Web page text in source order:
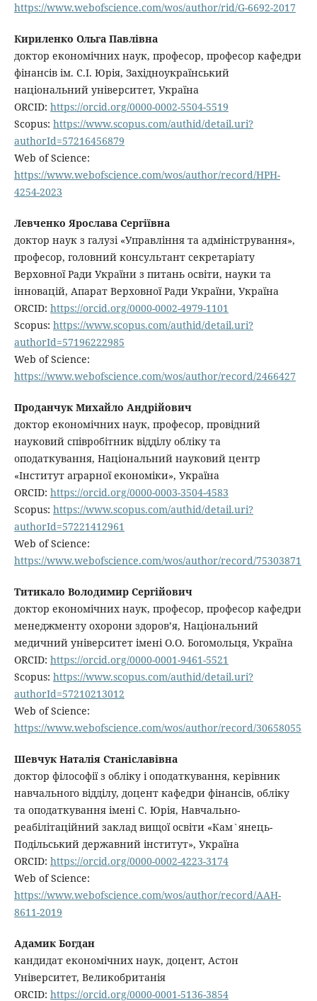
https://www.webofscience.com/wos/author/rid/G-6692-2017
Кириленко Ольга Павлівна
доктор економічних наук, професор, професор кафедри
фінансів ім. С.І. Юрія, Західноукраїнський
національний університет, Україна
ORCID: https://orcid.org/0000-0002-5504-5519
Scopus: https://www.scopus.com/authid/detail.uri?
authorId=57216456879
Web of Science:
https://www.webofscience.com/wos/author/record/HPH-
4254-2023
Левченко Ярослава Сергіївна
доктор наук з галузі «Управління та адміністрування»,
професор, головний консультант секретаріату
Верховної Ради України з питань освіти, науки та
інновацій, Апарат Верховної Ради України, Україна
ORCID: https://orcid.org/0000-0002-4979-1101
Scopus: https://www.scopus.com/authid/detail.uri?
authorId=57196222985
Web of Science:
https://www.webofscience.com/wos/author/record/2466427
Проданчук Михайло Андрійович
доктор економічних наук, професор, провідний
науковий співробітник відділу обліку та
оподаткування, Національний науковий центр
«Інститут аграрної економіки», Україна
ORCID: https://orcid.org/0000-0003-3504-4583
Scopus: https://www.scopus.com/authid/detail.uri?
authorId=57221412961
Web of Science:
https://www.webofscience.com/wos/author/record/75303871
Титикало Володимир Сергійович
доктор економічних наук, професор, професор кафедри
менеджменту охорони здоров’я, Національний
медичний університет імені О.О. Богомольця, Україна
ORCID: https://orcid.org/0000-0001-9461-5521
Scopus: https://www.scopus.com/authid/detail.uri?
authorId=57210213012
Web of Science:
https://www.webofscience.com/wos/author/record/30658055
Шевчук Наталія Станіславівна
доктор філософії з обліку і оподаткування, керівник
навчального відділу, доцент кафедри фінансів, обліку
та оподаткування імені С. Юрія, Навчально-
реабілітаційний заклад вищої освіти «Кам`янець-
Подільський державний інститут», Україна
ORCID: https://orcid.org/0000-0002-4223-3174
Web of Science:
https://www.webofscience.com/wos/author/record/AAH-
8611-2019
Адамик Богдан
кандидат економічних наук, доцент, Астон
Університет, Великобританія
ORCID: https://orcid.org/0000-0001-5136-3854